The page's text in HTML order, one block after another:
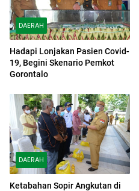
DAERAH
Hadapi Lonjakan Pasien Covid-
19, Begini Skenario Pemkot
Gorontalo
DAERAH
Ketabahan Sopir Angkutan di